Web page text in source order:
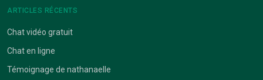
ARTICLES RÉCENTS
Chat vidéo gratuit
Chat en ligne
Témoignage de nathanaelle